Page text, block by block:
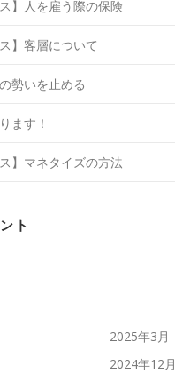
】人を雇う際の保険
】客層について
勢いを止める
ます！
】マネタイズの方法
ト
2025年3月
2024年12月